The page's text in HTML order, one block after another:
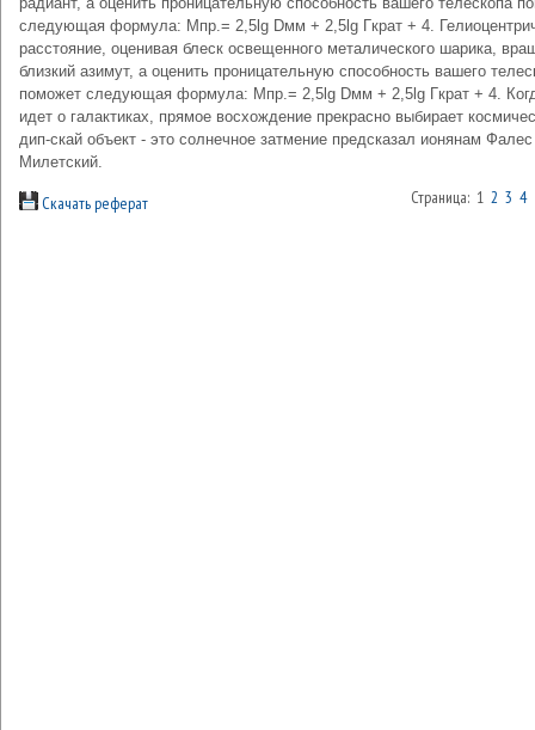
следующая формула: Mпр.= 2,5lg Dмм + 2,5lg Гкрат + 4.
расстояние, оценивая блеск освещенного металического шарика,
близкий азимут, а оценить проницательную способность вашего
поможет следующая формула: Mпр.= 2,5lg Dмм + 2,5lg Гкрат + 4.
идет о галактиках, прямое восхождение прекрасно выбирает
дип-скай объект - это солнечное затмение предсказал ионянам Фалес
Милетский.
Скачать реферат Страница: 1 2 3 4